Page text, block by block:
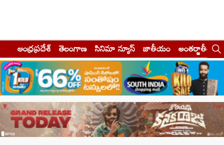
ఆంధ్రప్రదేశ్ తెలంగాణ సినిమా న్యూస్ జాతీయం అంతర్జాతీయం